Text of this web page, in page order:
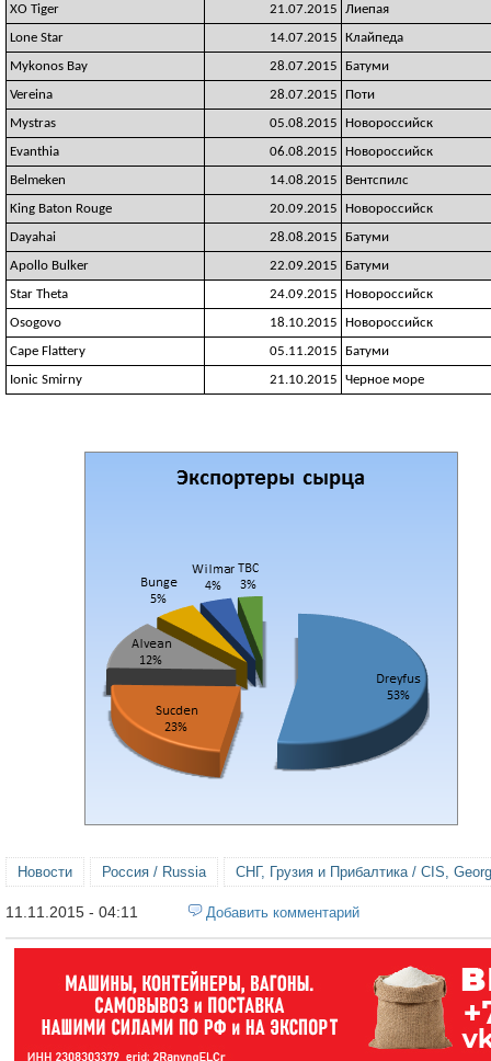
XO Tiger
21.07.2015
Лиепая
Lone Star
14.07.2015
Клайпеда
Mykonos Bay
28.07.2015
Батуми
Vereina
28.07.2015
Поти
Mystras
05.08.2015
Новороссийск
Evanthia
06.08.2015
Новороссийск
Belmeken
14.08.2015
Вентспилс
King Baton Rouge
20.09.2015
Новороссийск
Dayahai
28.08.2015
Батуми
Apollo Bulker
22.09.2015
Батуми
Star Theta
24.09.2015
Новороссийск
Osogovo
18.10.2015
Новороссийск
Cape Flattery
05.11.2015
Батуми
Ionic Smirny
21.10.2015 Черное море
Новости Россия / Russia СНГ, Грузия и Прибалтика / CIS,
11.11.2015 - 04:11 Добавить комментарий